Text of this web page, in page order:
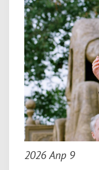
2026 Апр 9